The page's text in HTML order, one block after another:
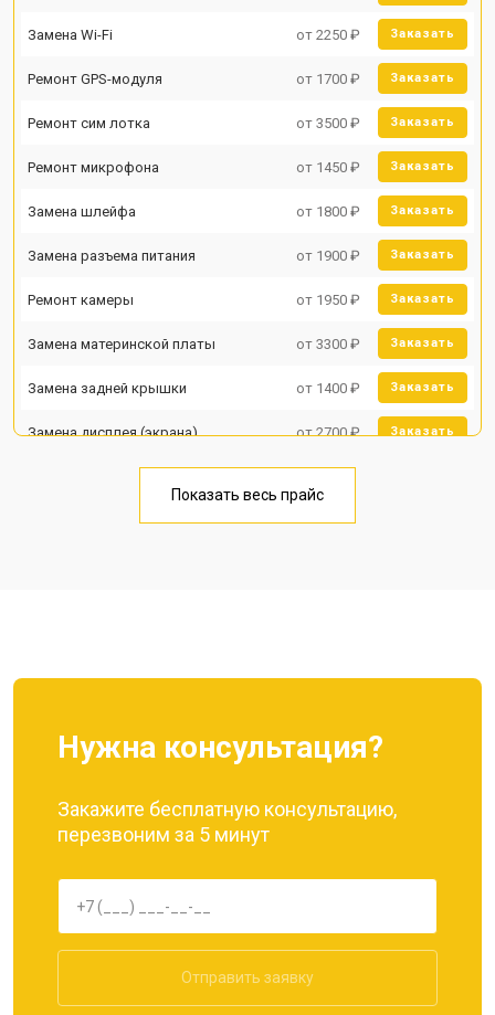
Замена Wi-Fi от 2250 ₽ Заказать
Ремонт GPS-модуля от 1700 ₽ Заказать
Ремонт сим лотка от 3500 ₽ Заказать
Ремонт микрофона от 1450 ₽ Заказать
Замена шлейфа от 1800 ₽ Заказать
Замена разъема питания от 1900 ₽ Заказать
Ремонт камеры от 1950 ₽ Заказать
Замена материнской платы от 3300 ₽ Заказать
Замена задней крышки от 1400 ₽ Заказать
Замена дисплея (экрана) от 2700 ₽ Заказать
Замена кнопки включения от 1750 ₽
Показать весь прайс
Нужна консультация?
Закажите бесплатную консультацию,
перезвоним за 5 минут
Отправить заявку